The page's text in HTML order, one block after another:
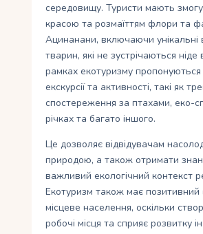
середовищу. Туристи мають
красою та розмаїттям флори та
Ацинанани, включаючи унікальні
тварин, які не зустрічаються ніде
рамках екотуризму пропонуються
екскурсії та активності, такі як
спостереження за птахами, еко-
річках та багато іншого.
Це дозволяє відвідувачам
природою, а також отримати
важливий екологічний контекст
Екотуризм також має позитивний
місцеве населення, оскільки
робочі місця та сприяє розвитку